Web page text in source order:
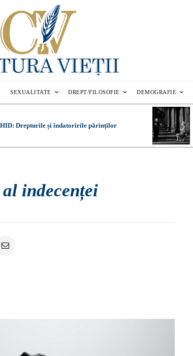
SEXUALITATE DREPT/FILOSOFIE DEMOGRAFIE
Drepturile și îndatoririle părinților
indecenței